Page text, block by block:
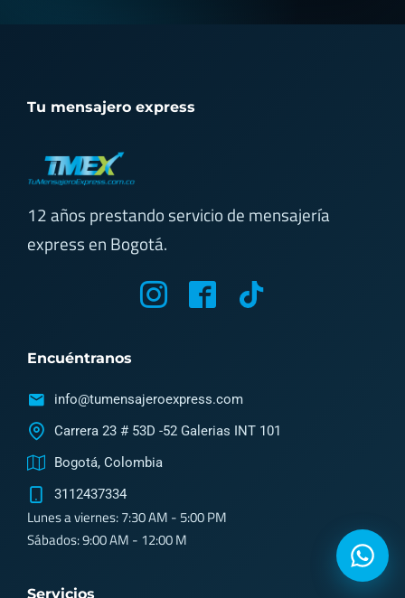
Tu mensajero express
12 años prestando servicio de mensajería
express en Bogotá.
M
o
n
-
n
s
M
o
n
a
T
k
Servicios
Encuéntranos
info@tumensajeroexpress.com
Carrera 23 # 53D -52 Galerias INT 101
Bogotá, Colombia
3112437334
Lunes a viernes: 7:30 AM - 5:00 PM
Sábados: 9:00 AM - 12:00 M